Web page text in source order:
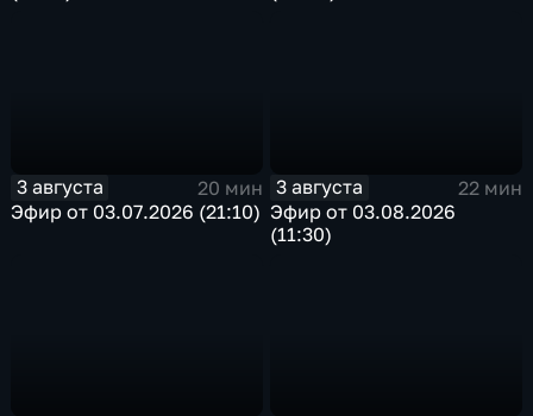
3 августа
20 мин
Эфир от 03.07.2026 (21:10)
3 августа
22 мин
Эфир от 03.08.2026
(11:30)